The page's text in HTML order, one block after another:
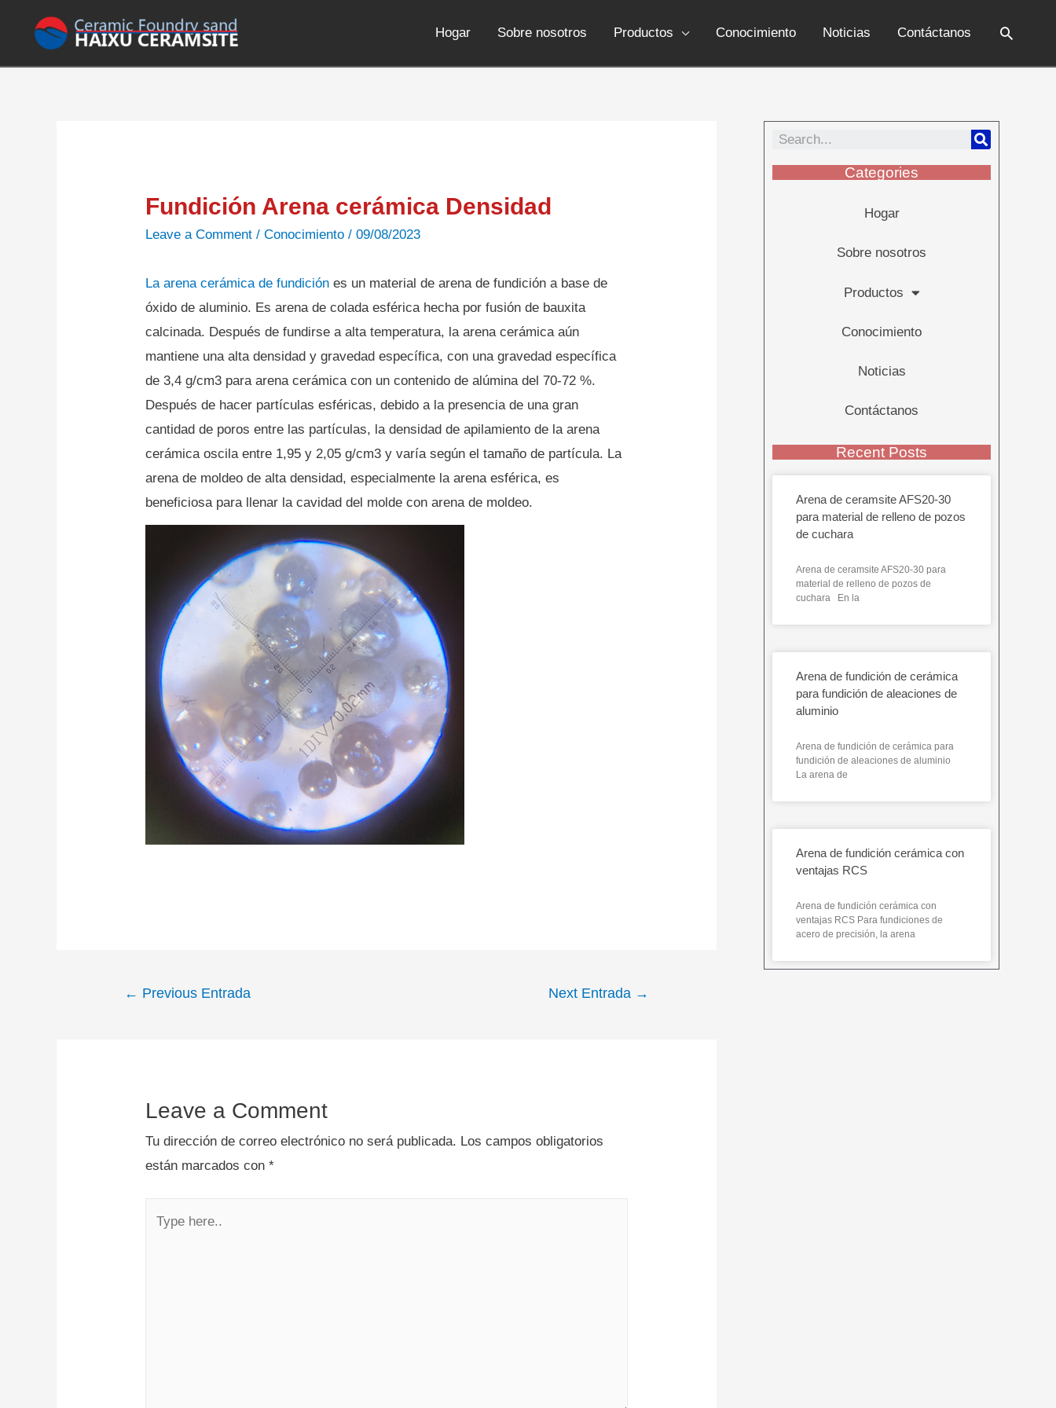
Hogar Sobre nosotros Productos Conocimiento Noticias Contáctanos
Fundición Arena cerámica Densidad
Leave a Comment /Conocimiento /09/08/2023
La arena cerámica de fundición es un material de arena de fundición a base de
óxido de aluminio. Es arena de colada esférica hecha por fusión de bauxita
calcinada. Después de fundirse a alta temperatura, la arena cerámica aún
mantiene una alta densidad y gravedad específica, con una gravedad específica
de 3,4 g/cm3 para arena cerámica con un contenido de alúmina del 70-72 %.
Después de hacer partículas esféricas, debido a la presencia de una gran
cantidad de poros entre las partículas, la densidad de apilamiento de la arena
cerámica oscila entre 1,95 y 2,05 g/cm3 y varía según el tamaño de partícula. La
arena de moldeo de alta densidad, especialmente la arena esférica, es
beneficiosa para llenar la cavidad del molde con arena de moldeo.
← Previous Entrada Next Entrada →
Leave a Comment
Tu dirección de correo electrónico no será publicada. Los campos obligatorios
están marcados con*
Categories
Hogar
Sobre nosotros
Productos
Conocimiento
Noticias
Contáctanos
Recent Posts
Arena de ceramsite AFS20-30
para material de relleno de pozos
de cuchara
Arena de ceramsite AFS20-30 para
material de relleno de pozos de
cuchara En la
Arena de fundición de cerámica
para fundición de aleaciones de
aluminio
Arena de fundición de cerámica para
fundición de aleaciones de aluminio
La arena de
Arena de fundición cerámica con
ventajas RCS
Arena de fundición cerámica con
ventajas RCS Para fundiciones de
acero de precisión, la arena